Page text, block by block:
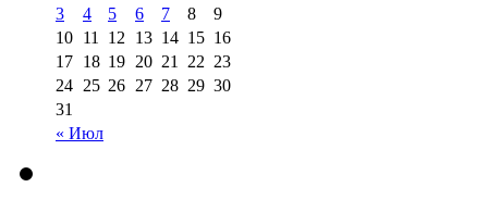
« Июл
3
4 5 6 7 8
9
10 11 12 13 14 15 16
17 18 19 20 21 22 23
24 25 26 27 28 29 30
31